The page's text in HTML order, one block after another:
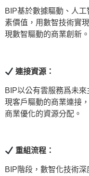
BIP基於數據驅動、人
素價值，用數智技術實
現數智驅動的商業創新。
連接資源：
BIP以公有雲服務爲未
現客戶驅動的商業連接
商業優化的資源分配。
重組流程：
BIP階段，數智化技術